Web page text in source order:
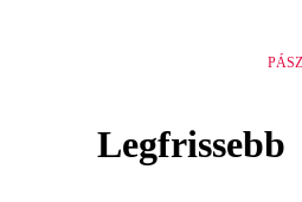
Legfrissebb